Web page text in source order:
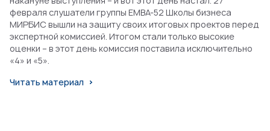
февраля слушатели группы EMBA-52 Школы бизнеса
МИРБИС вышли на защиту своих итоговых проектов перед
экспертной комиссией. Итогом стали только высокие
оценки – в этот день комиссия поставила исключительно
«4» и «5».
Читать материал